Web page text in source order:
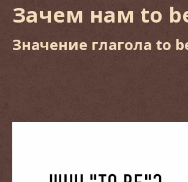
Зачем нам to
Значение глагола to